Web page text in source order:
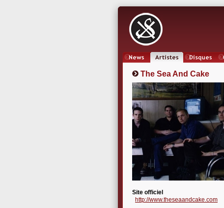
The Sea And Cake
Site officiel
http://www.theseaandcake.com